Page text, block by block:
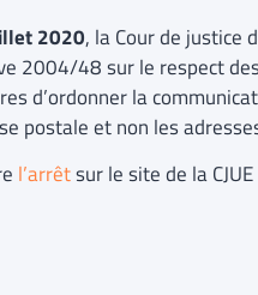
2020, la Cour de justice
2004/48 sur le respect
d’ordonner la
postale et non les
l’arrêtsur le site de la CJUE